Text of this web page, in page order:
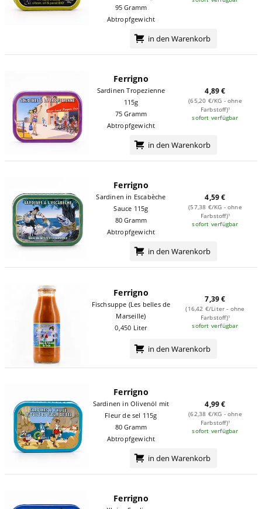
95 Gramm
Abtropfgewicht
in den Warenkorb
Ferrigno
Sardinen Tropezienne
115g
75 Gramm
Abtropfgewicht
4,89 €
(65,20 €/KG - ohne
Farbstoff)¹
sofort verfügbar
in den Warenkorb
Ferrigno
Sardinen in Escabèche
Sauce 115g
80 Gramm
Abtropfgewicht
4,59 €
(57,38 €/KG - ohne
Farbstoff)¹
sofort verfügbar
in den Warenkorb
Ferrigno
Fischsuppe (Les belles de
Marseille)
0,450 Liter
7,39 €
(16,42 €/Liter - ohne
Farbstoff)¹
sofort verfügbar
in den Warenkorb
Ferrigno
Sardinen in Olivenöl mit
Fleur de sel 115g
80 Gramm
Abtropfgewicht
4,99 €
(62,38 €/KG - ohne
Farbstoff)¹
sofort verfügbar
in den Warenkorb
Ferrigno